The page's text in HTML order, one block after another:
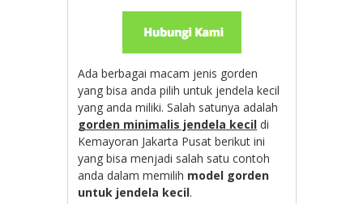
Ada berbagai macam jenis gorden
yang bisa anda pilih untuk jendela kecil
yang anda miliki. Salah satunya adalah
gorden minimalis jendela kecil di
Kemayoran Jakarta Pusat berikut ini
yang bisa menjadi salah satu contoh
anda dalam memilih model gorden
untuk jendela kecil.